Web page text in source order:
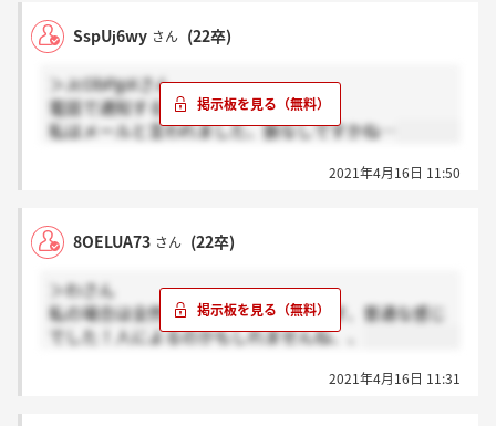
SspUj6wy さん (22卒)
＞JcObPjpXさん
電話で通知すると言われたのですか？
私はメールと言われました、脈なしですかね…
2021年4月16日 11:50
8OELUA73 さん (22卒)
＞わさん
私の場合は全然そんなことなかったです、普通な感じ
でした！人によるのかもしれませんね、、
2021年4月16日 11:31